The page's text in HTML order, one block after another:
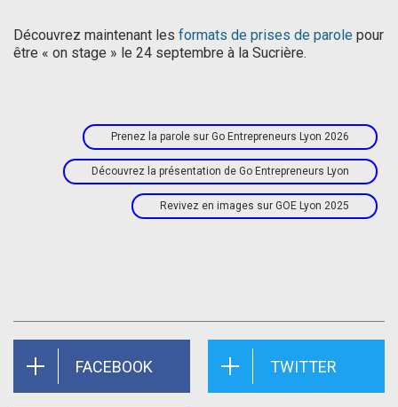
Découvrez maintenant les formats de prises de parole pour
être « on stage » le 24 septembre à la Sucrière.
Prenez la parole sur Go Entrepreneurs Lyon 2026
Découvrez la présentation de Go Entrepreneurs Lyon
Revivez en images sur GOE Lyon 2025
FACEBOOK TWITTER